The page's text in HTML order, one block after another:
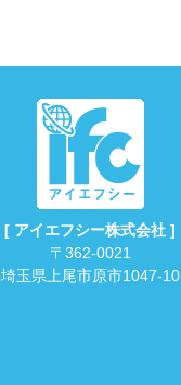
[ アイエフシー株式会社 ]
〒362-0021
埼玉県上尾市原市1047-10